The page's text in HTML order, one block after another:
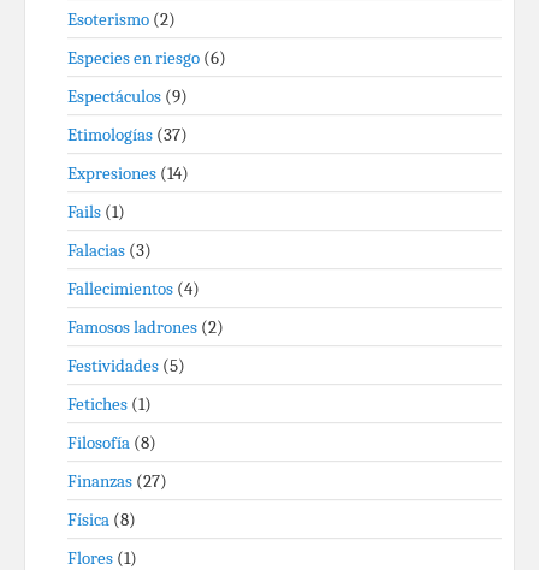
Esoterismo (2)
Especies en riesgo (6)
Espectáculos (9)
Etimologías (37)
Expresiones (14)
Fails (1)
Falacias (3)
Fallecimientos (4)
Famosos ladrones (2)
Festividades (5)
Fetiches (1)
Filosofía (8)
Finanzas (27)
Física (8)
Flores (1)